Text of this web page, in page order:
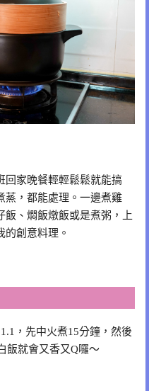
回家晚餐輕輕鬆鬆就能搞
蒸，都能處理。一邊煮雞
飯、燜飯燉飯或是煮粥，上
的創意料理。
，先中火煮15分鐘，然後
飯就會又香又Q囉～